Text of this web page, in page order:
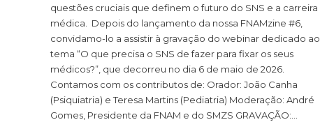
questões cruciais que definem o futuro do SNS e a carreira
médica. Depois do lançamento da nossa FNAMzine #6,
convidamo-lo a assistir à gravação do webinar dedicado ao
tema “O que precisa o SNS de fazer para fixar os seus
médicos?”, que decorreu no dia 6 de maio de 2026.
Contamos com os contributos de: Orador: João Canha
(Psiquiatria) e Teresa Martins (Pediatria) Moderação: André
Gomes, Presidente da FNAM e do SMZS GRAVAÇÃO:...